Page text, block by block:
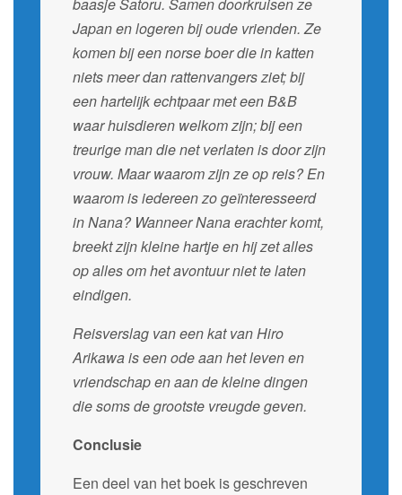
Japan en logeren bij oude vrienden. Ze
komen bij een norse boer die in katten
niets meer dan rattenvangers ziet; bij
een hartelijk echtpaar met een B&B
waar huisdieren welkom zijn; bij een
treurige man die net verlaten is door zijn
vrouw. Maar waarom zijn ze op reis? En
waarom is iedereen zo geïnteresseerd
in Nana? Wanneer Nana erachter komt,
breekt zijn kleine hartje en hij zet alles
op alles om het avontuur niet te laten
eindigen.
Reisverslag van een kat van Hiro
Arikawa is een ode aan het leven en
vriendschap en aan de kleine dingen
die soms de grootste vreugde geven.
Conclusie
Een deel van het boek is geschreven